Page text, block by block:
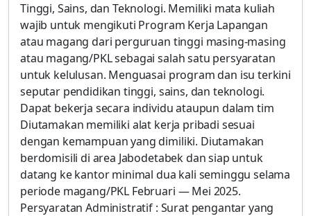
Tinggi, Sains, dan Teknologi. Memiliki mata kuliah
wajib untuk mengikuti Program Kerja Lapangan
atau magang dari perguruan tinggi masing-masing
atau magang/PKL sebagai salah satu persyaratan
untuk kelulusan. Menguasai program dan isu terkini
seputar pendidikan tinggi, sains, dan teknologi.
Dapat bekerja secara individu ataupun dalam tim
Diutamakan memiliki alat kerja pribadi sesuai
dengan kemampuan yang dimiliki. Diutamakan
berdomisili di area Jabodetabek dan siap untuk
datang ke kantor minimal dua kali seminggu selama
periode magang/PKL Februari — Mei 2025.
Persyaratan Administratif : Surat pengantar yang